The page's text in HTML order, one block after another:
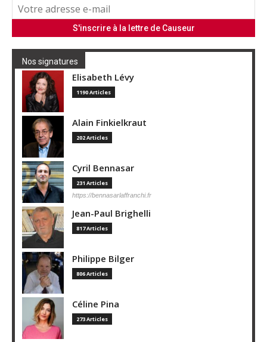
Nos signatures
Elisabeth Lévy
1190 Articles
Alain Finkielkraut
202 Articles
Cyril Bennasar
231 Articles
https://bennasarlaffranchi.fr
Jean-Paul Brighelli
817 Articles
Philippe Bilger
806 Articles
Céline Pina
273 Articles